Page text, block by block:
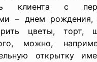
клиента с
– днем рождения,
цветы, торт,
можно,
открытку